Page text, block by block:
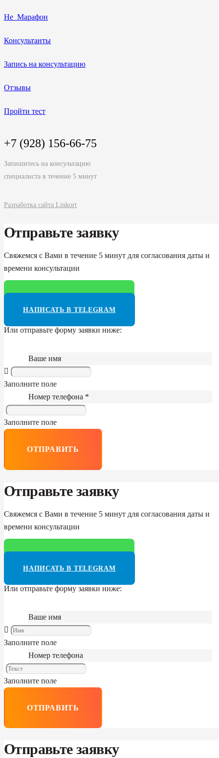
Не_Марафон
Консультанты
Запись на консультацию
Отзывы
Пройти тест
+7 (928) 156-66-75
Запишитесь на консультацию
специалиста в течение 5 минут
Разработка сайта Linkort
Отправьте заявку
Свяжемся с Вами в течение 5 минут для согласования даты и
времени консультации
НАПИСАТЬ В TELEGRAM
Или отправьте форму заявки ниже:
Ваше имя
Заполните поле
Номер телефона *
Заполните поле
ОТПРАВИТЬ
Отправьте заявку
Свяжемся с Вами в течение 5 минут для согласования даты и
времени консультации
НАПИСАТЬ В TELEGRAM
Или отправьте форму заявки ниже:
Ваше имя
Заполните поле
Номер телефона
Заполните поле
ОТПРАВИТЬ
Отправьте заявку